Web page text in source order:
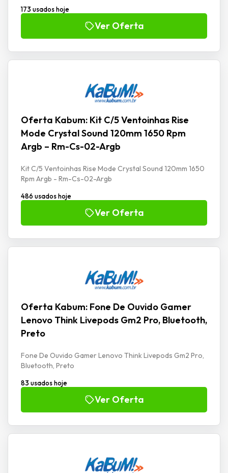
173 usados hoje
Ver Oferta
Oferta Kabum: Kit C/5 Ventoinhas Rise
Mode Crystal Sound 120mm 1650 Rpm
Argb – Rm-Cs-02-Argb
Kit C/5 Ventoinhas Rise Mode Crystal Sound 120mm 1650
Rpm Argb - Rm-Cs-02-Argb
486 usados hoje
Ver Oferta
Oferta Kabum: Fone De Ouvido Gamer
Lenovo Think Livepods Gm2 Pro, Bluetooth,
Preto
Fone De Ouvido Gamer Lenovo Think Livepods Gm2 Pro,
Bluetooth, Preto
83 usados hoje
Ver Oferta